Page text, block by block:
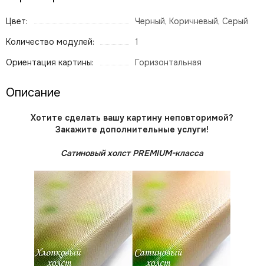
Цвет:
Черный, Коричневый, Серый
Количество модулей:
1
Ориентация картины:
Горизонтальная
Описание
Хотите сделать вашу картину неповторимой?
Закажите дополнительные услуги!
Сатиновый холст PREMIUM-класса